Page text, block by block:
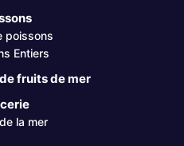
poissons
Entiers
fruits de mer
la mer